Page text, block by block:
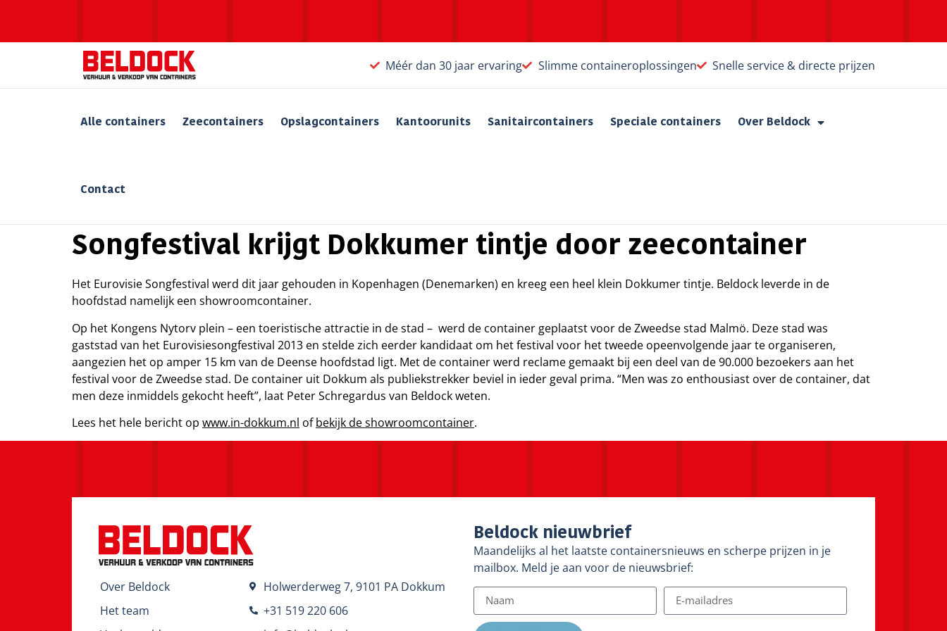
Méér dan 30 jaar ervaring Slimme containeroplossingen Snelle service & directe prijzen
Alle containers Zeecontainers Opslagcontainers Kantoorunits Sanitaircontainers Speciale containers Over Beldock
Contact
Songfestival krijgt Dokkumer tintje door zeecontainer
Het Eurovisie Songfestival werd dit jaar gehouden in Kopenhagen (Denemarken) en kreeg een heel klein Dokkumer tintje. Beldock leverde in de
hoofdstad namelijk een showroomcontainer.
Op het Kongens Nytorv plein – een toeristische attractie in de stad – werd de container geplaatst voor de Zweedse stad Malmö. Deze stad was
gaststad van het Eurovisiesongfestival 2013 en stelde zich eerder kandidaat om het festival voor het tweede opeenvolgende jaar te organiseren,
aangezien het op amper 15 km van de Deense hoofdstad ligt. Met de container werd reclame gemaakt bij een deel van de 90.000 bezoekers aan het
festival voor de Zweedse stad. De container uit Dokkum als publiekstrekker beviel in ieder geval prima. “Men was zo enthousiast over de container, dat
men deze inmiddels gekocht heeft”, laat Peter Schregardus van Beldock weten.
Lees het hele bericht op www.in-dokkum.nl ofbekijk de showroomcontainer.
Over Beldock
Het team
Holwerderweg 7, 9101 PA Dokkum
+31 519 220 606
Beldock nieuwbrief
Maandelijks al het laatste containersnieuws en scherpe prijzen in je
mailbox. Meld je aan voor de nieuwsbrief: